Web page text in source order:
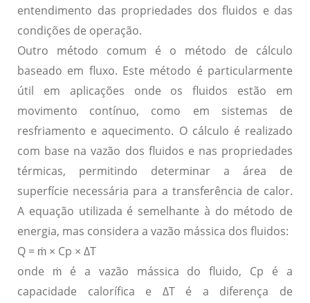
entendimento das propriedades dos fluidos e das
condições de operação.
Outro método comum é o método de cálculo
baseado em fluxo. Este método é particularmente
útil em aplicações onde os fluidos estão em
movimento contínuo, como em sistemas de
resfriamento e aquecimento. O cálculo é realizado
com base na vazão dos fluidos e nas propriedades
térmicas, permitindo determinar a área de
superfície necessária para a transferência de calor.
A equação utilizada é semelhante à do método de
energia, mas considera a vazão mássica dos fluidos:
Q = ṁ × Cp × ΔT
onde ṁ é a vazão mássica do fluido, Cp é a
capacidade calorífica e ΔT é a diferença de